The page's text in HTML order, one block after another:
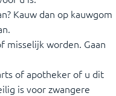
Kauw dan op kauwgom
misselijk worden. Gaan
of apotheker of u dit
is voor zwangere